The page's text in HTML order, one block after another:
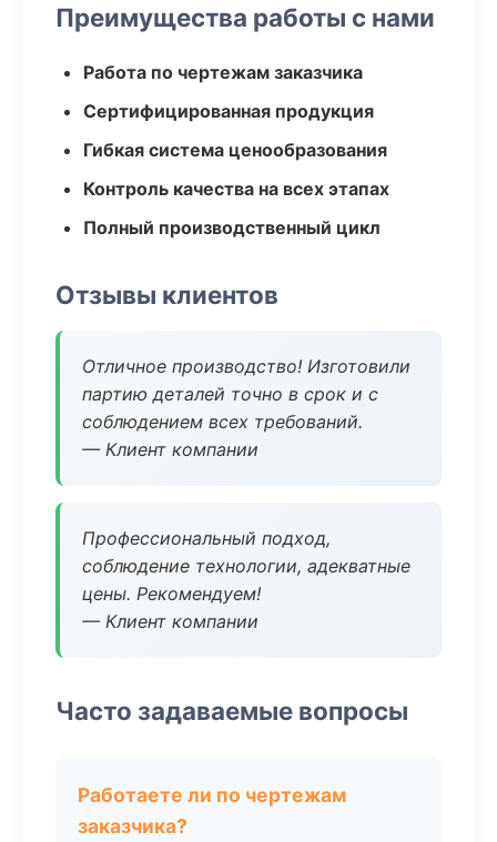
Преимущества работы с нами
Работа по чертежам заказчика
Сертифицированная продукция
Гибкая система ценообразования
Контроль качества на всех этапах
Полный производственный цикл
Отзывы клиентов
Отличное производство! Изготовили
партию деталей точно в срок и с
соблюдением всех требований.
— Клиент компании
Профессиональный подход,
соблюдение технологии, адекватные
цены. Рекомендуем!
— Клиент компании
Часто задаваемые вопросы
Работаете ли по чертежам
заказчика?